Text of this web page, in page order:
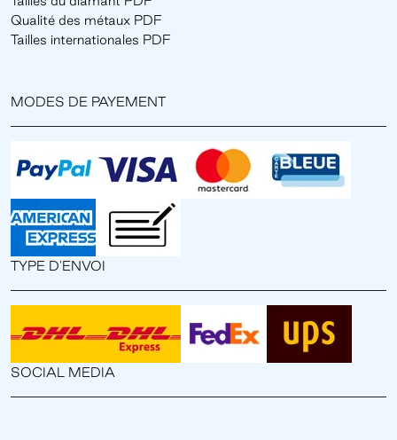
Qualité des métaux PDF
Tailles internationales PDF
MODES DE PAYEMENT
TYPE D'ENVOI
SOCIAL MEDIA